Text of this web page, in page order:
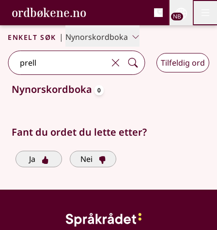
Gå til hovedinnhold
Tilgjengelighet
ordbøkene.no, Bokmålsordboka og
Bokmålsordboka og Nynorskordboka
NB
Enkelt søk | Nynorskordboka
Tilfeldig ord
Søkeforslag tilgjengelige
Nynorskordboka 0
Fant du ordet du lette etter?
Ja Nei